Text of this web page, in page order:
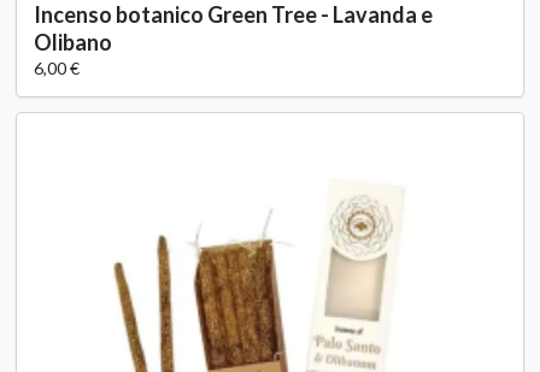
Incenso botanico Green Tree - Lavanda e
Olibano
6,00 €